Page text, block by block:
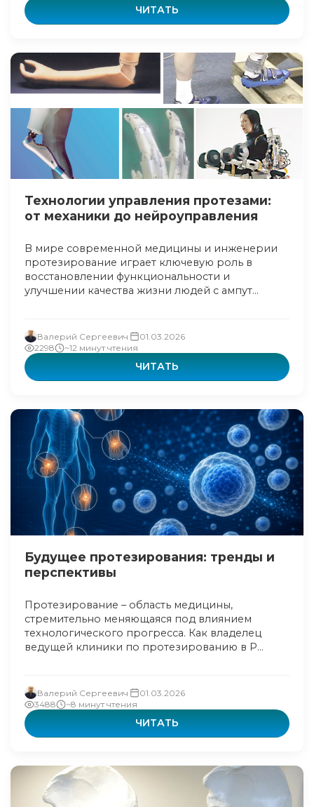
ЧИТАТЬ
Технологии управления протезами:
от механики до нейроуправления
В мире современной медицины и инженерии
протезирование играет ключевую роль в
восстановлении функциональности и
улучшении качества жизни людей с ампут...
Валерий Сергеевич
01.03.2026
2298
~12 минут чтения
ЧИТАТЬ
Будущее протезирования: тренды и
перспективы
Протезирование – область медицины,
стремительно меняющаяся под влиянием
технологического прогресса. Как владелец
ведущей клиники по протезированию в Р...
Валерий Сергеевич
01.03.2026
3488
~8 минут чтения
ЧИТАТЬ